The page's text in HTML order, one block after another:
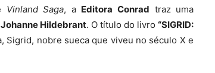
Vinland Saga, a Editora Conrad traz uma
Johanne Hildebrant. O título do livro “SIGRID:
Sigrid, nobre sueca que viveu no século X e